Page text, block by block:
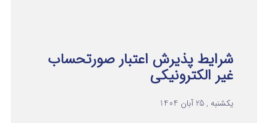
شرایط پذیرش اعتبار صورتحساب
غیر الکترونیکی
یکشنبه , 25 آبان 1404